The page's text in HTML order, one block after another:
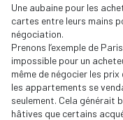
Une aubaine pour les
cartes entre leurs mains
négociation.
Prenons l’exemple de
impossible pour un
même de négocier les
les appartements se
seulement. Cela générait
hâtives que certains